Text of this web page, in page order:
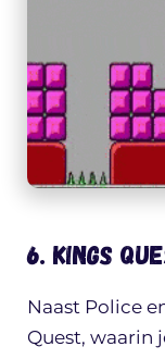
6. Kings
Naast Police
Quest, waarin